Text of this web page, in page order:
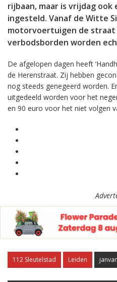
rijbaan, maar is vrijdag
ingesteld. Vanaf de Witte
motorvoertuigen de straat
verbodsborden worden
De afgelopen dagen heeft
de Herenstraat. Zij hebben
nog steeds genegeerd worden.
uitgedeeld worden voor het
en 90 euro voor het niet volgen
112 Sleutelstad Leiden